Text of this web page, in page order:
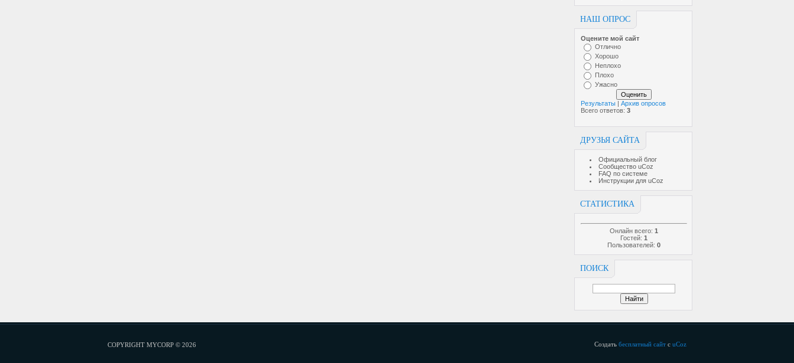
НАШ ОПРОС
Оцените мой сайт
Отлично
Хорошо
Неплохо
Плохо
Ужасно
Результаты | Архив опросов
Всего ответов: 3
ДРУЗЬЯ САЙТА
Официальный блог
Сообщество uCoz
FAQ по системе
Инструкции для uCoz
СТАТИСТИКА
Онлайн всего: 1
Гостей: 1
Пользователей: 0
ПОИСК
COPYRIGHT MYCORP © 2026 Создать бесплатный сайт с uCoz